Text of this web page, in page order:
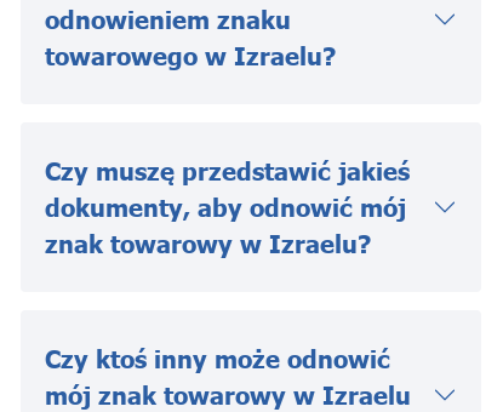
odnowieniem znaku
towarowego w Izraelu?
Czy muszę przedstawić jakieś
dokumenty, aby odnowić mój
znak towarowy w Izraelu?
Czy ktoś inny może odnowić
mój znak towarowy w Izraelu